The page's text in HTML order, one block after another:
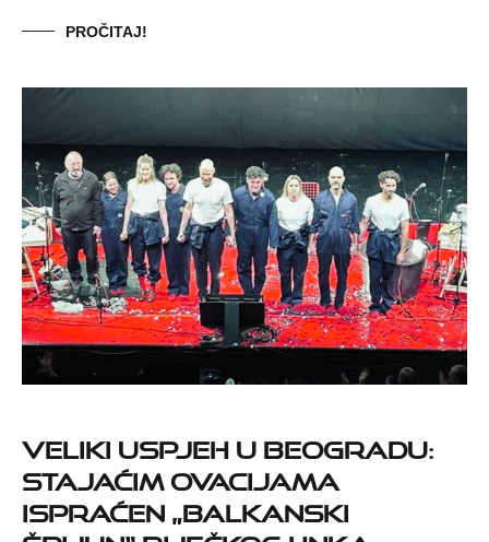
PROČITAJ!
Veliki uspjeh u Beogradu:
stajaćim ovacijama
ispraćen „Balkanski